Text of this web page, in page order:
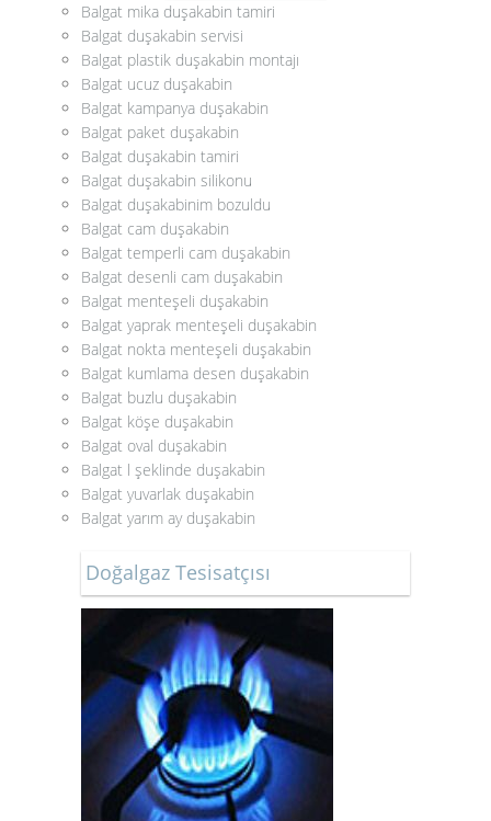
Balgat mika duşakabin tamiri
Balgat duşakabin servisi
Balgat plastik duşakabin montajı
Balgat ucuz duşakabin
Balgat kampanya duşakabin
Balgat paket duşakabin
Balgat duşakabin tamiri
Balgat duşakabin silikonu
Balgat duşakabinim bozuldu
Balgat cam duşakabin
Balgat temperli cam duşakabin
Balgat desenli cam duşakabin
Balgat menteşeli duşakabin
Balgat yaprak menteşeli duşakabin
Balgat nokta menteşeli duşakabin
Balgat kumlama desen duşakabin
Balgat buzlu duşakabin
Balgat köşe duşakabin
Balgat oval duşakabin
Balgat l şeklinde duşakabin
Balgat yuvarlak duşakabin
Balgat yarım ay duşakabin
Doğalgaz Tesisatçısı